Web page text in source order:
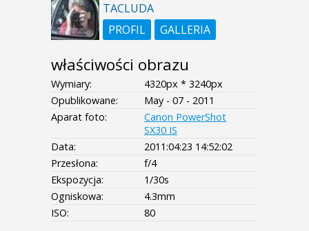
TACLUDA
PROFIL
GALLERIA
właściwości obrazu
Wymiary:
4320px * 3240px
Opublikowane:
May - 07 - 2011
Aparat foto:
Canon PowerShot
SX30 IS
Data:
2011:04:23 14:52:02
Przesłona:
f/4
Ekspozycja:
1/30s
Ogniskowa:
4.3mm
ISO:
80